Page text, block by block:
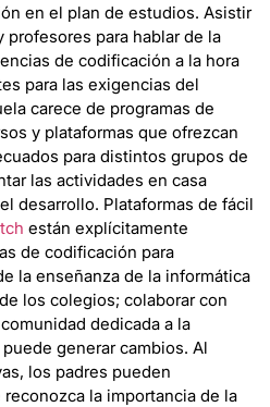
en el plan de estudios. Asistir
para hablar de la
de codificación a la hora
para las exigencias del
carece de programas de
y plataformas que ofrezcan
para distintos grupos de
las actividades en casa
desarrollo. Plataformas de fácil
están explícitamente
de codificación para
la enseñanza de la informática
los colegios; colaborar con
dedicada a la
generar cambios. Al
los padres pueden
la importancia de la